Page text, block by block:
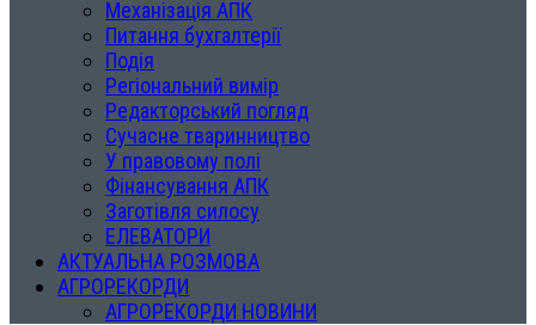
Механізація АПК
Питання бухгалтерії
Подія
Регіональний вимір
Редакторський погляд
Сучасне тваринництво
У правовому полі
Фінансування АПК
Заготівля силосу
ЕЛЕВАТОРИ
АКТУАЛЬНА РОЗМОВА
АГРОРЕКОРДИ
АГРОРЕКОРДИ НОВИНИ